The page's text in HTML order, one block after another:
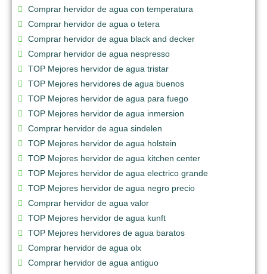
Comprar hervidor de agua con temperatura
Comprar hervidor de agua o tetera
Comprar hervidor de agua black and decker
Comprar hervidor de agua nespresso
TOP Mejores hervidor de agua tristar
TOP Mejores hervidores de agua buenos
TOP Mejores hervidor de agua para fuego
TOP Mejores hervidor de agua inmersion
Comprar hervidor de agua sindelen
TOP Mejores hervidor de agua holstein
TOP Mejores hervidor de agua kitchen center
TOP Mejores hervidor de agua electrico grande
TOP Mejores hervidor de agua negro precio
Comprar hervidor de agua valor
TOP Mejores hervidor de agua kunft
TOP Mejores hervidores de agua baratos
Comprar hervidor de agua olx
Comprar hervidor de agua antiguo